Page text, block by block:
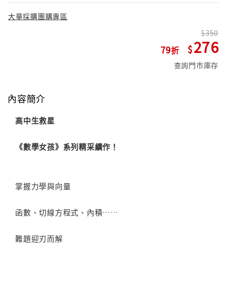
大量採購團購專區
79
350
276
查詢門市庫存
內容簡介
高中生救星
《數學女孩》系列精采續作！
掌握力學與向量
函數、切線方程式、內積……
難題迎刃而解